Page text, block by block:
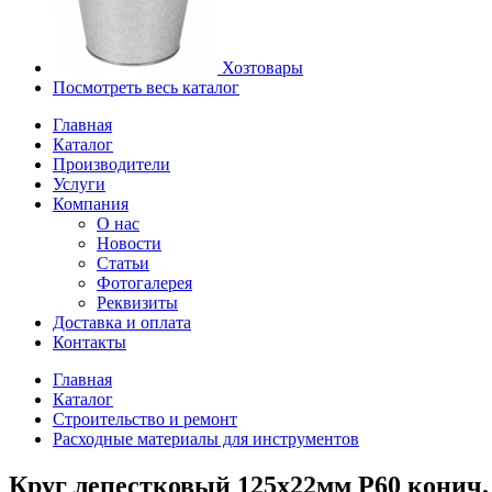
Хозтовары
Посмотреть весь каталог
Главная
Каталог
Производители
Услуги
Компания
О нас
Новости
Статьи
Фотогалерея
Реквизиты
Доставка и оплата
Контакты
Главная
Каталог
Строительство и ремонт
Расходные материалы для инструментов
Круг лепестковый 125х22мм P60